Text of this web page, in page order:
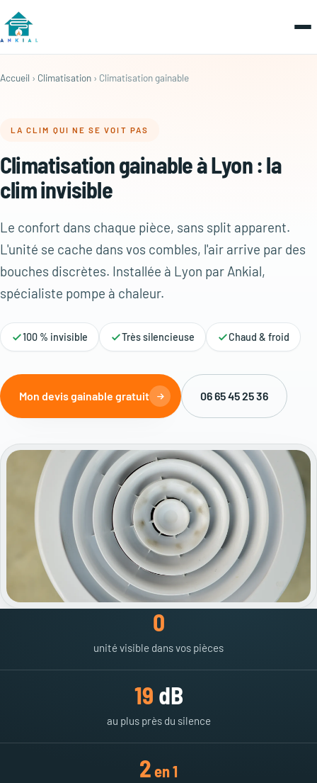
Accueil › Climatisation › Climatisation gainable
LA CLIM QUI NE SE VOIT PAS
Climatisation gainable à Lyon : la
clim invisible
Le confort dans chaque pièce, sans split apparent.
L'unité se cache dans vos combles, l'air arrive par des
bouches discrètes. Installée à Lyon par Ankial,
spécialiste pompe à chaleur.
100 % invisible Très silencieuse Chaud & froid
Mon devis gainable gratuit 06 65 45 25 36
0
unité visible dans vos pièces
19 dB
au plus près du silence
2en 1